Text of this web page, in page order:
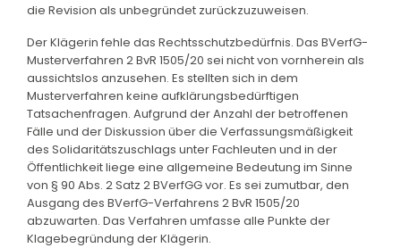
die Revision als unbegründet zurückzuzuweisen.
Der Klägerin fehle das Rechtsschutzbedürfnis. Das BVerfG-
Musterverfahren 2 BvR 1505/20 sei nicht von vornherein als
aussichtslos anzusehen. Es stellten sich in dem
Musterverfahren keine aufklärungsbedürftigen
Tatsachenfragen. Aufgrund der Anzahl der betroffenen
Fälle und der Diskussion über die Verfassungsmäßigkeit
des Solidaritätszuschlags unter Fachleuten und in der
Öffentlichkeit liege eine allgemeine Bedeutung im Sinne
von § 90 Abs. 2 Satz 2 BVerfGG vor. Es sei zumutbar, den
Ausgang des BVerfG-Verfahrens 2 BvR 1505/20
abzuwarten. Das Verfahren umfasse alle Punkte der
Klagebegründung der Klägerin.